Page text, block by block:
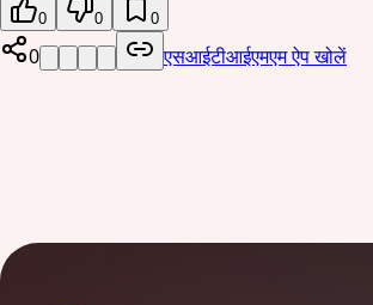
0 0 0
0 एसआईटीआईएमएम ऐप खोलें